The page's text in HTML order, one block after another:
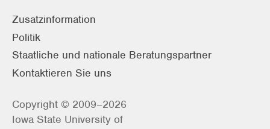
Zusatzinformation
Politik
Staatliche und nationale Beratungspartner
Kontaktieren Sie uns
Copyright © 2009–2026
Iowa State University of